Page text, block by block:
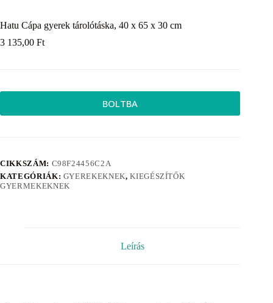
Hatu Cápa gyerek tárolótáska, 40 x 65 x 30 cm
3 135,00 Ft
BOLTBA
CIKKSZÁM: C98F24456C2A
KATEGÓRIÁK: GYEREKEKNEK,KIEGÉSZÍTŐK
GYERMEKEKNEK
Leírás